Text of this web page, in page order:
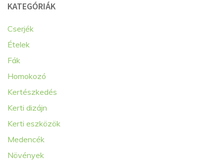
KATEGÓRIÁK
Cserjék
Ételek
Fák
Homokozó
Kertészkedés
Kerti dizájn
Kerti eszközök
Medencék
Növények